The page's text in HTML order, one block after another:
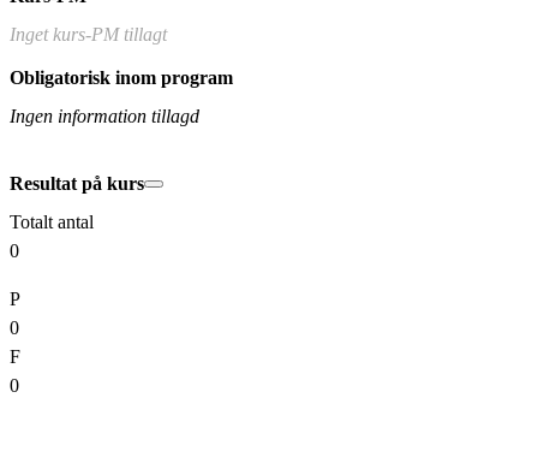
Inget kurs-PM tillagt
Obligatorisk inom program
Ingen information tillagd
Resultat på kurs
Totalt antal
0
P
0
F
0